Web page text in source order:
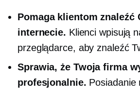
Pomaga klientom znaleźć
internecie. Klienci wpisują
przeglądarce, aby znaleźć
Sprawia, że ​​Twoja firma
profesjonalnie. Posiadanie